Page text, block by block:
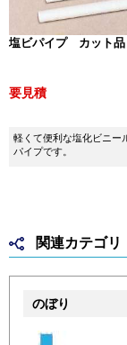
塩ビパイプ カット品
要見積
軽くて便利な塩化ビニー
パイプです。
関連カテゴリ
のぼり